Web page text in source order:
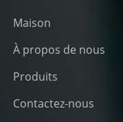
Maison
À propos de nous
Produits
Contactez-nous